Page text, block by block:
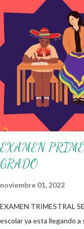
flexibilidad en la que se
Nueva Escuela
decisiones sobre su
necesidades de la
apropiarse y resignificar
espacio. En esta
reflexionen y acuerden
en la escuela y con la
identificadas.
EXAMEN
GRADO
noviembre 01, 2022
EXAMEN TRIMESTRAL
escolar ya esta llegando